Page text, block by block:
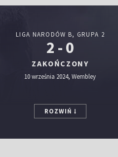
LIGA NARODÓW B, GRUPA 2
2 - 0
ZAKOŃCZONY
10 września 2024, Wembley
ROZWIŃ